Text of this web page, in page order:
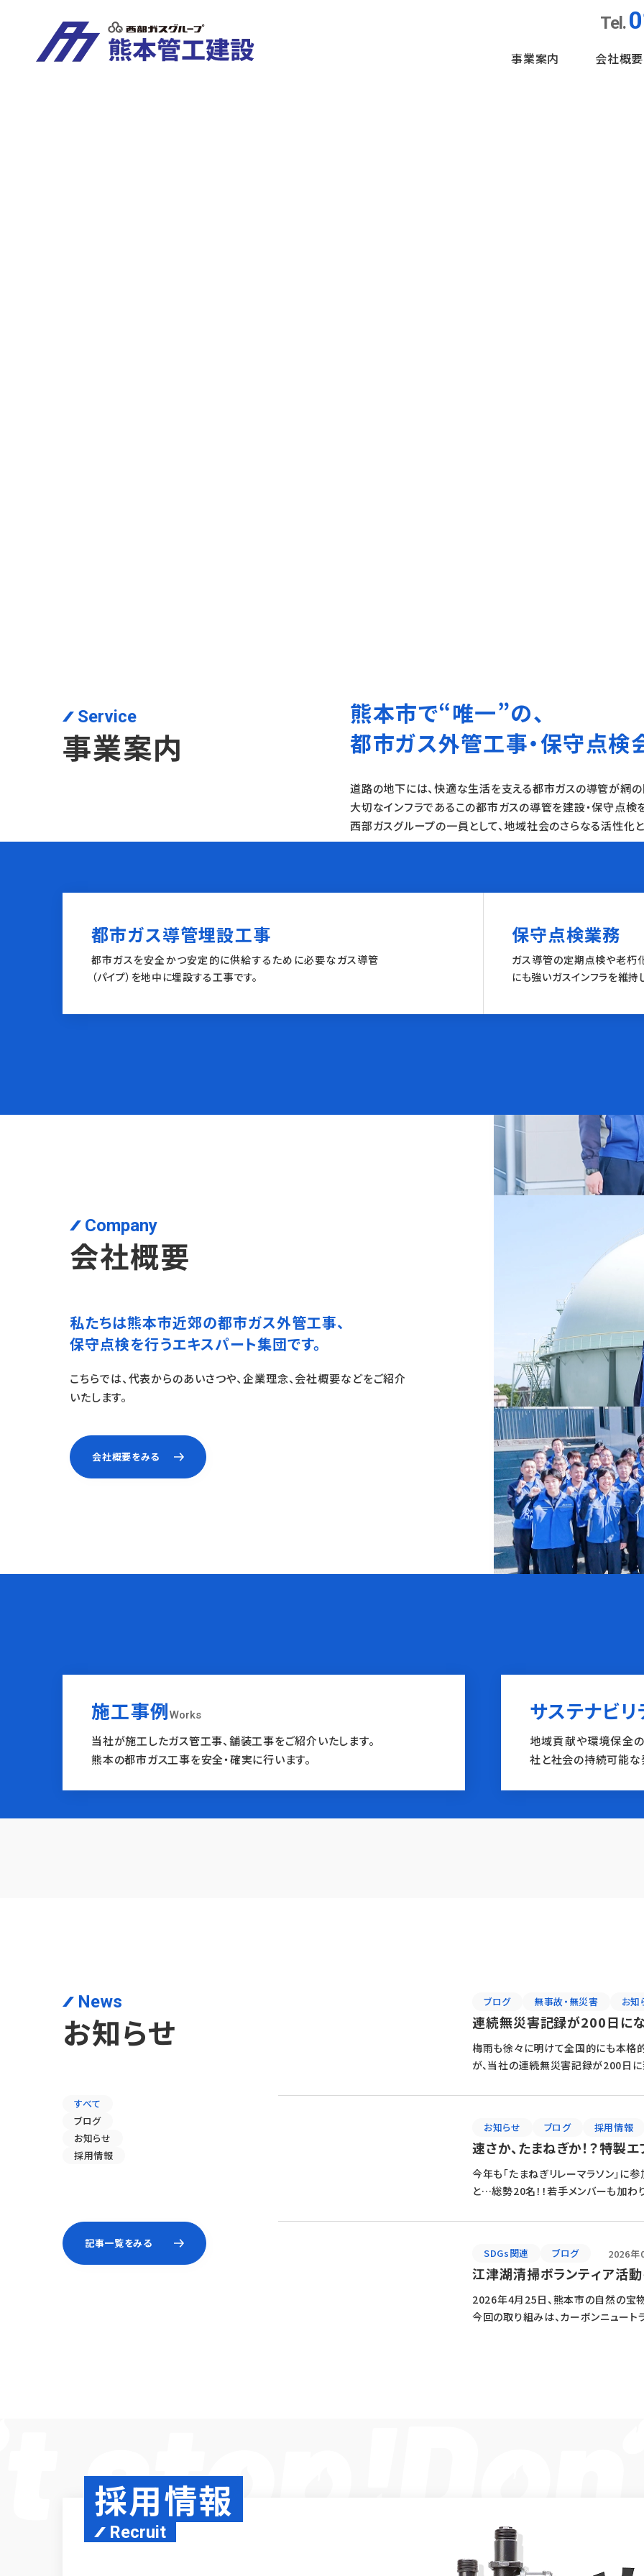
Tel.
事業案内 会社概要
事業案内
Service
熊本市で“唯一”の、
都市ガス外管工事・保守点検
道路の地下には、快適な生活を支える都市ガスの導管が網の
大切なインフラであるこの都市ガスの導管を建設・保守点検
西部ガスグループの一員として、地域社会のさらなる活性化
都市ガス導管埋設工事
都市ガスを安全かつ安定的に供給するために必要なガス導管
（パイプ）を地中に埋設する工事です。
保守点検業務
ガス導管の定期点検や老朽
にも強いガスインフラを維持
会社概要
Company
私たちは熊本市近郊の都市ガス外管工事、
保守点検を行うエキスパート集団です。
こちらでは、代表からのあいさつや、企業理念、会社概要などをご紹介
いたします。
会社概要をみる
施工事例Works
当社が施工したガス管工事、舗装工事をご紹介いたします。
熊本の都市ガス工事を安全・確実に行います。
サステナビリ
地域貢献や環境保全
社と社会の持続可能な
お知らせ
News
すべて
ブログ
お知らせ
採用情報
記事一覧をみる
ブログ 無事故・無災害 お知
連続無災害記録が200日に
梅雨も徐々に明けて全国的にも本格
が、当社の連続無災害記録が200
お知らせ ブログ 採用情報
速さか、たまねぎか！？特製
今年も「たまねぎリレーマラソン」に
と…総勢20名！！若手メンバーも加わ
SDGs関連 ブログ 2026年
江津湖清掃ボランティア活動
2026年4月25日、熊本市の自然の宝
今回の取り組みは、カーボンニュー
採用情報
Recruit